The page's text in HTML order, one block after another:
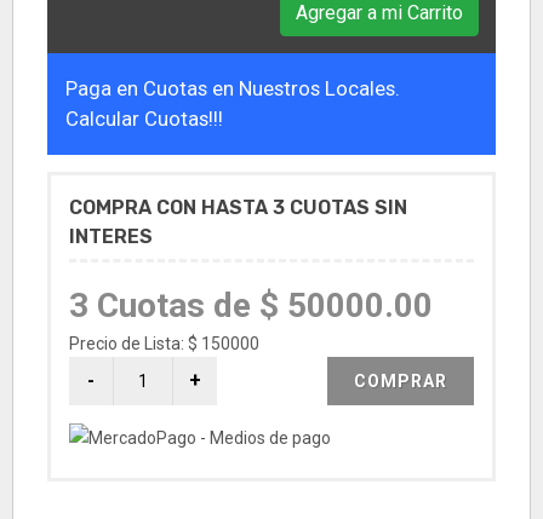
Agregar a mi Carrito
Paga en Cuotas en Nuestros Locales.
Calcular Cuotas!!!
COMPRA CON HASTA 3 CUOTAS SIN
INTERES
3 Cuotas de $ 50000.00
Precio de Lista: $ 150000
COMPRAR